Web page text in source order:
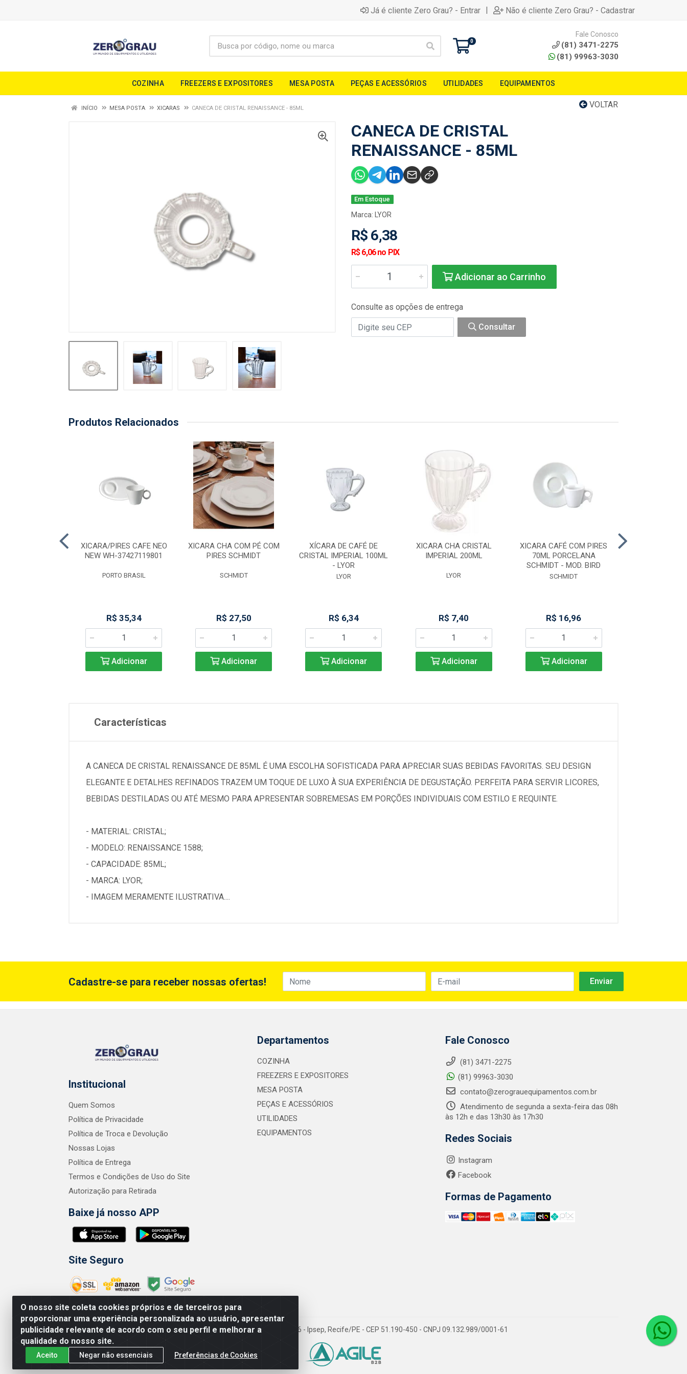
Já é cliente Zero Grau? - Entrar | Não é cliente Zero Grau? - Cadastrar
0
Fale Conosco
(81) 3471-2275
(81) 99963-3030
COZINHA FREEZERS E EXPOSITORES MESA POSTA PEÇAS E ACESSÓRIOS UTILIDADES EQUIPAMENTOS
VOLTAR
INÍCIO MESA POSTA XICARAS CANECA DE CRISTAL RENAISSANCE - 85ML
CANECA DE CRISTAL
RENAISSANCE - 85ML
Em Estoque
Marca: LYOR
R$ 6,38
R$ 6,06 no PIX
Adicionar ao Carrinho
Consulte as opções de entrega
Consultar
Produtos Relacionados
XICARA/PIRES CAFE NEO
NEW WH-37427119801
PORTO BRASIL
R$ 35,34
Adicionar
XICARA CHA COM PÉ COM
PIRES SCHMIDT
SCHMIDT
R$ 27,50
Adicionar
XÍCARA DE CAFÉ DE
CRISTAL IMPERIAL 100ML
- LYOR
LYOR
R$ 6,34
Adicionar
XICARA CHA CRISTAL
IMPERIAL 200ML
LYOR
R$ 7,40
Adicionar
XICARA CAFÉ COM PIRES
70ML PORCELANA
SCHMIDT - MOD. BIRD
SCHMIDT
R$ 16,96
Adicionar
Características
A CANECA DE CRISTAL RENAISSANCE DE 85ML É UMA ESCOLHA SOFISTICADA PARA APRECIAR SUAS BEBIDAS FAVORITAS. SEU DESIGN
ELEGANTE E DETALHES REFINADOS TRAZEM UM TOQUE DE LUXO À SUA EXPERIÊNCIA DE DEGUSTAÇÃO. PERFEITA PARA SERVIR LICORES,
BEBIDAS DESTILADAS OU ATÉ MESMO PARA APRESENTAR SOBREMESAS EM PORÇÕES INDIVIDUAIS COM ESTILO E REQUINTE.
- MATERIAL: CRISTAL;
- MODELO: RENAISSANCE 1588;
- CAPACIDADE: 85ML;
- MARCA: LYOR;
- IMAGEM MERAMENTE ILUSTRATIVA....
O nosso site coleta cookies próprios e de terceiros para
proporcionar uma experiência personalizada ao usuário, apresentar
publicidade relevante de acordo com o seu perfil e melhorar a
qualidade do nosso site.
Aceito Negar não essenciais Preferências de Cookies
Cadastre-se para receber nossas ofertas!
Institucional
Quem Somos
Política de Privacidade
Política de Troca e Devolução
Nossas Lojas
Política de Entrega
Termos e Condições de Uso do Site
Autorização para Retirada
Baixe já nosso APP
Site Seguro
Departamentos
COZINHA
FREEZERS E EXPOSITORES
MESA POSTA
PEÇAS E ACESSÓRIOS
UTILIDADES
EQUIPAMENTOS
Fale Conosco
(81) 3471-2275
(81) 99963-3030
contato@zerograuequipamentos.com.br
Atendimento de segunda a sexta-feira das 08h
às 12h e das 13h30 às 17h30
Redes Sociais
Instagram
Facebook
Formas de Pagamento
Zero Grau - Rua Jean Emile Favre, 746 - Ipsep, Recife/PE - CEP 51.190-450 - CNPJ 09.132.989/0001-61